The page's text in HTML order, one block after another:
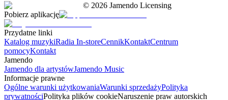
© 2026 Jamendo Licensing
Pobierz aplikację
Przydatne linki
Katalog muzykiRadia In-storeCennikKontaktCentrum
pomocyKontakt
Jamendo
Jamendo dla artystówJamendo Music
Informacje prawne
Ogólne warunki użytkowaniaWarunki sprzedażyPolityka
prywatnościPolityka plików cookieNaruszenie praw autorskich